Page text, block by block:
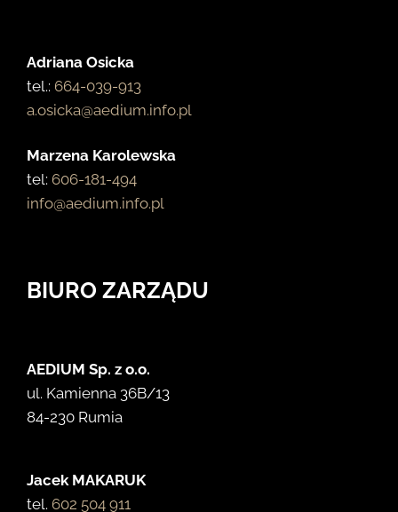
Adriana Osicka
tel.: 664-039-913
a.osicka@aedium.info.pl
Marzena Karolewska
tel: 606-181-494
info@aedium.info.pl
BIURO ZARZĄDU
AEDIUM Sp. z o.o.
ul. Kamienna 36B/13
84-230 Rumia
Jacek MAKARUK
tel. 602 504 911